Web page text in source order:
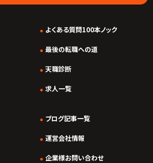
よくある質問100本ノック
最後の転職への道
天職診断
求人一覧
ブログ記事一覧
運営会社情報
企業様お問い合わせ